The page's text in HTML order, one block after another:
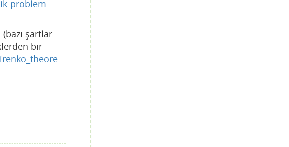
problem-
şartlar
bir